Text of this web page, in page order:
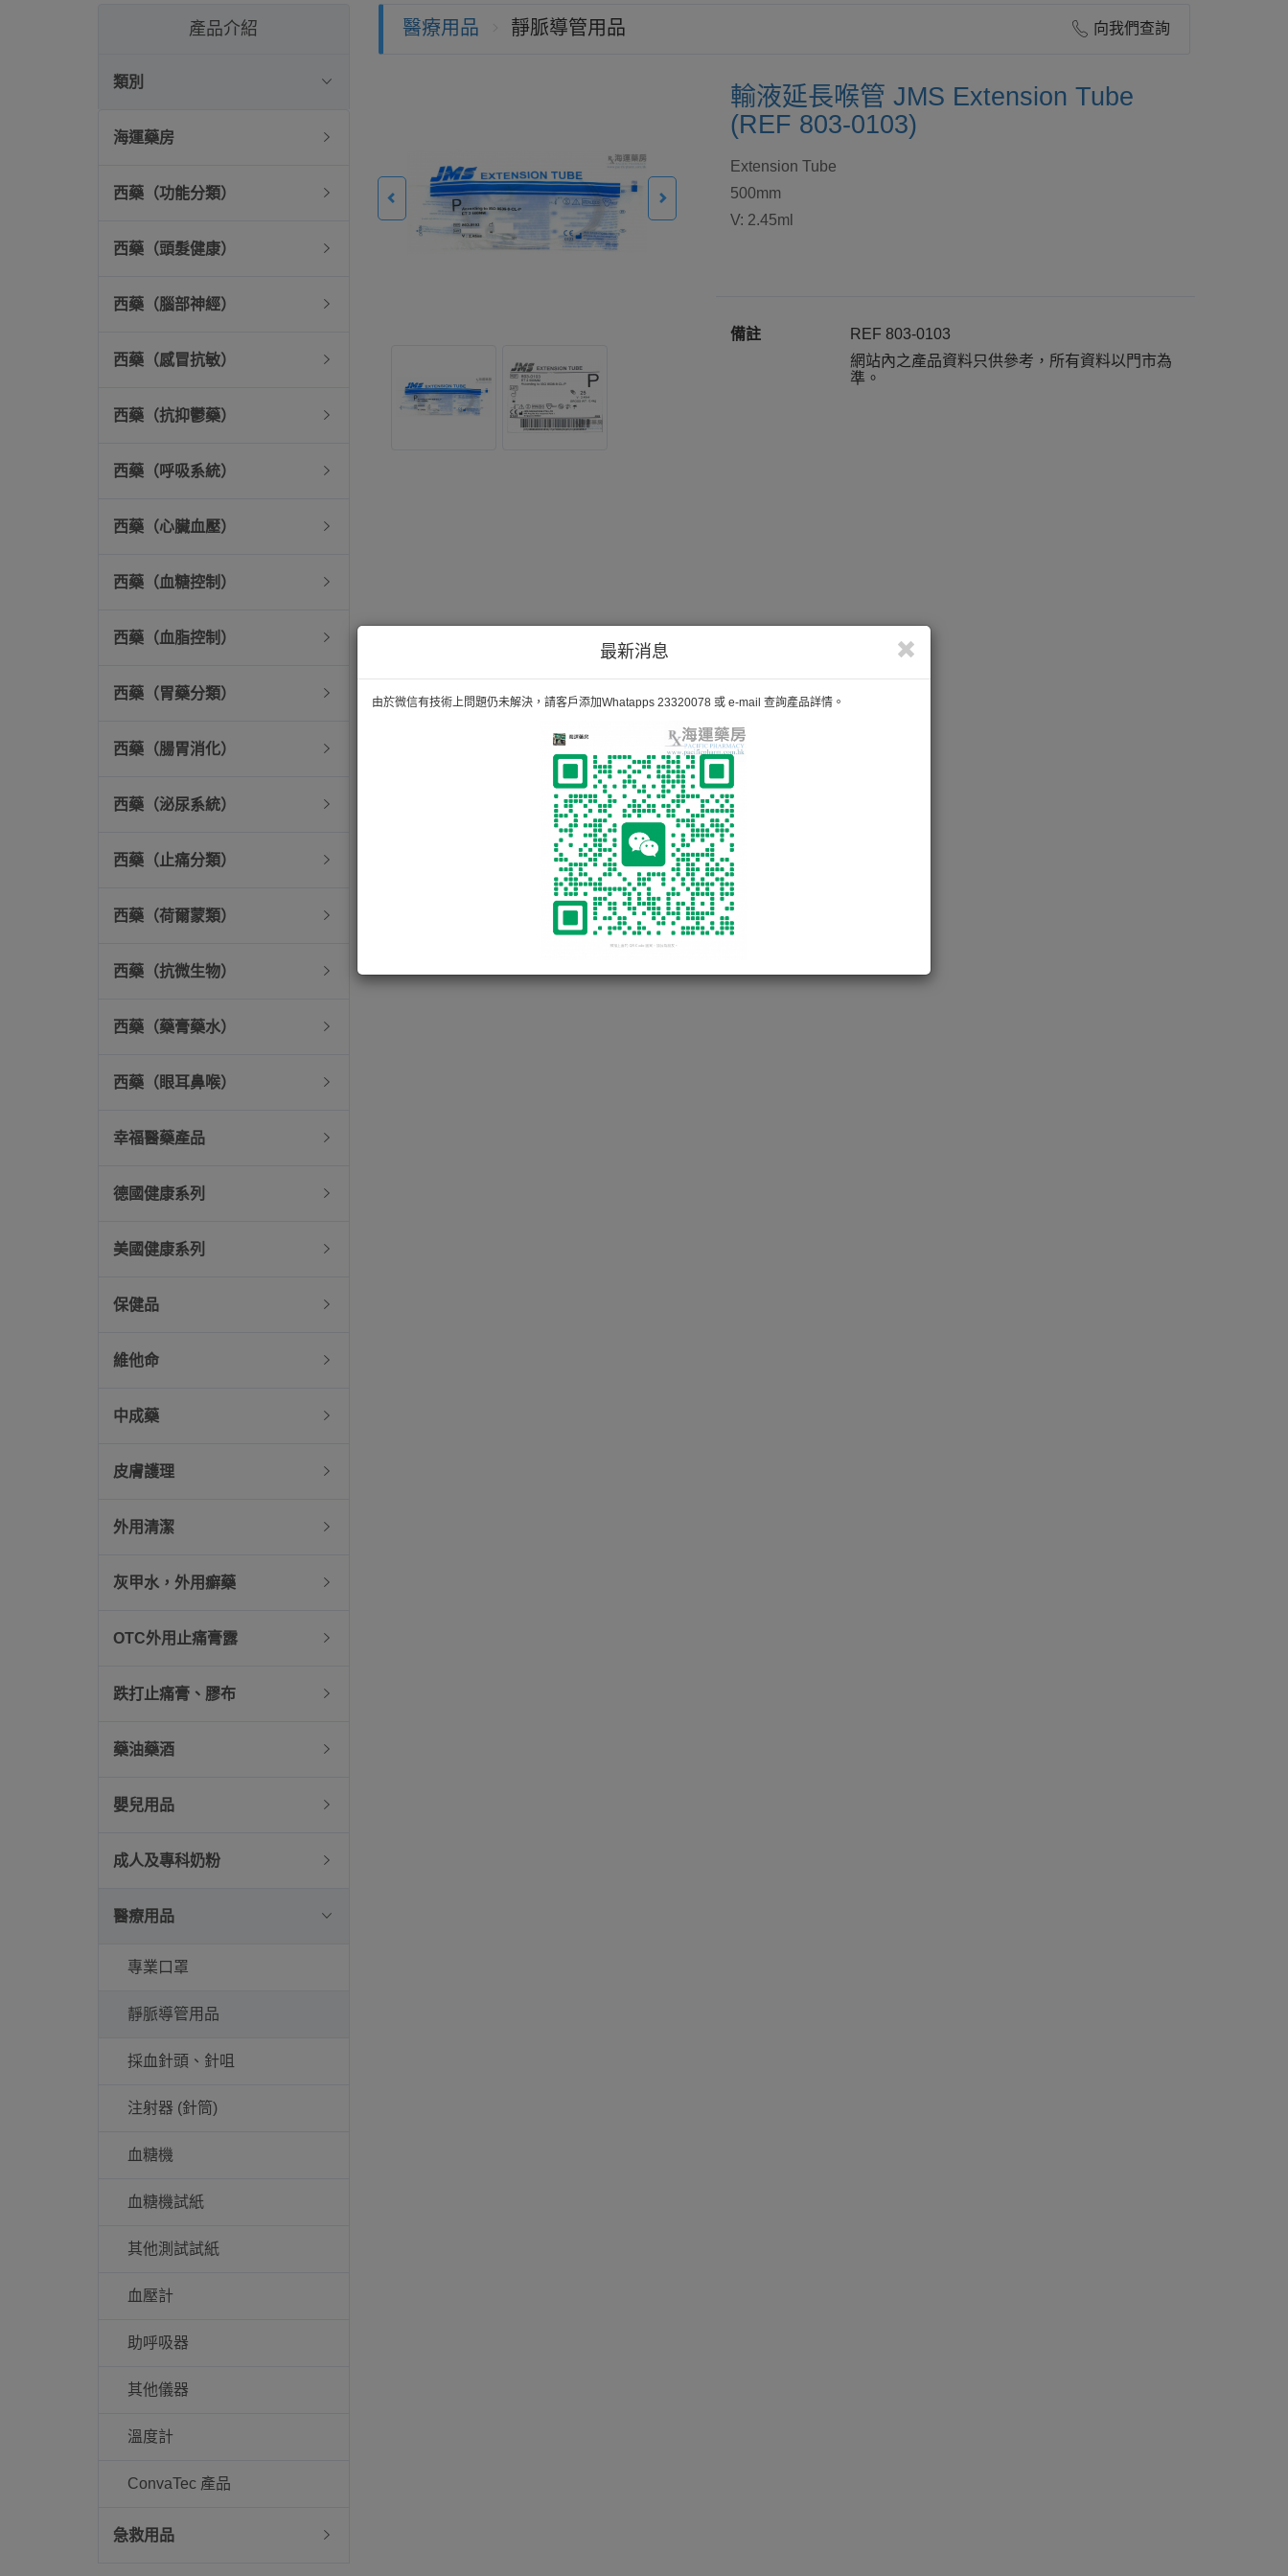
最新消息
由於微信有技術上問題仍未解決，請客戶添加Whatapps 23320078 或 e-mail 查詢產品詳情。
產品介紹
類別
海運藥房
西藥（功能分類）
西藥（頭髮健康）
西藥（腦部神經）
西藥（感冒抗敏）
西藥（抗抑鬱藥）
西藥（呼吸系統）
西藥（心臟血壓）
西藥（血糖控制）
西藥（血脂控制）
西藥（胃藥分類）
西藥（腸胃消化）
西藥（泌尿系統）
西藥（止痛分類）
西藥（荷爾蒙類）
西藥（抗微生物）
西藥（藥膏藥水）
西藥（眼耳鼻喉）
幸福醫藥產品
德國健康系列
美國健康系列
保健品
維他命
中成藥
皮膚護理
外用清潔
灰甲水，外用癬藥
OTC外用止痛膏露
跌打止痛膏、膠布
藥油藥酒
嬰兒用品
成人及專科奶粉
醫療用品
專業口罩
靜脈導管用品
採血針頭、針咀
注射器 (針筒)
血糖機
血糖機試紙
其他測試試紙
血壓計
助呼吸器
其他儀器
溫度計
ConvaTec 產品
急救用品
醫療用品 靜脈導管用品 向我們查詢
輸液延長喉管 JMS Extension Tube
(REF 803-0103)
Extension Tube
500mm
V: 2.45ml
備註
REF 803-0103
網站內之產品資料只供參考，所有資料以門市為
準。